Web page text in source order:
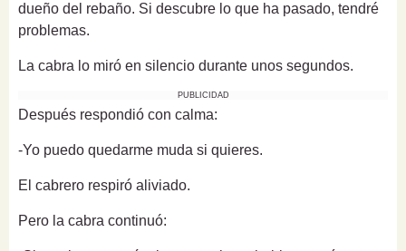
dueño del rebaño. Si descubre lo que ha pasado, tendré
problemas.
La cabra lo miró en silencio durante unos segundos.
PUBLICIDAD
Después respondió con calma:
-Yo puedo quedarme muda si quieres.
El cabrero respiró aliviado.
Pero la cabra continuó: